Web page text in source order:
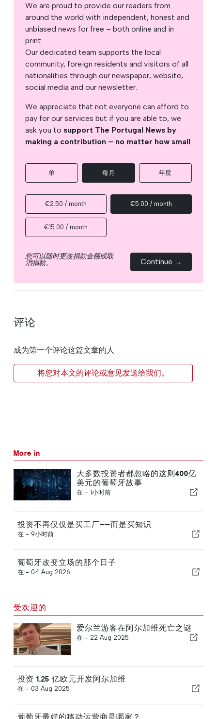
We are proud to provide our readers from
around the world with independent, honest and
unbiased news for free – both online and in
print.
Our dedicated team supports the local
community, foreign residents and visitors of all
nationalities through our newspaper, website,
social media and our newsletter.
We appreciate that not everyone can afford to
pay for our services but if you are able to, we
ask you to support The Portugal News by
making a contribution – no matter how small.
单 每月 年度
€2.50 / month €5.00 / month
€15.00 / month
您可以随时更改捐款金额或取
消捐款。 Continue →
评论
成为第一个评论这篇文章的人
将您对本文的评论或意见发送给我们。
More in
大多数投资者都忽略的这则400亿
美元的葡萄牙故事
在 - 1小时前
投资不再仅仅是买工厂——而是买知识
在 - 9小时前
葡萄牙改变立场的那个日子
在 - 04 Aug 2026
受欢迎的
爱尔兰游客在阿尔加维死亡之谜
在 - 22 Aug 2025
投资 1.25 亿欧元开发阿尔加维
在 - 03 Aug 2025
葡萄牙最好的移动运营商是哪家？